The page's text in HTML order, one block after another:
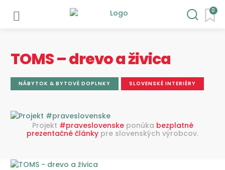
0
TOMS – drevo a živica
NÁBYTOK & BYTOVÉ DOPLNKY SLOVENSKÉ INTERIÉRY
Projekt #praveslovenskeponúka bezplatné
prezentačné články pre slovenských výrobcov.